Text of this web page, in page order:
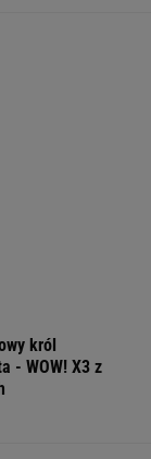
król
- WOW! X3 z